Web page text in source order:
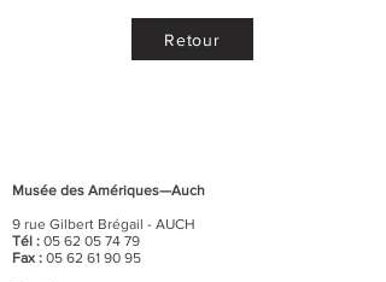
Retour
Musée des Amériques—Auch
9 rue Gilbert Brégail - AUCH
Tél : 05 62 05 74 79
Fax : 05 62 61 90 95